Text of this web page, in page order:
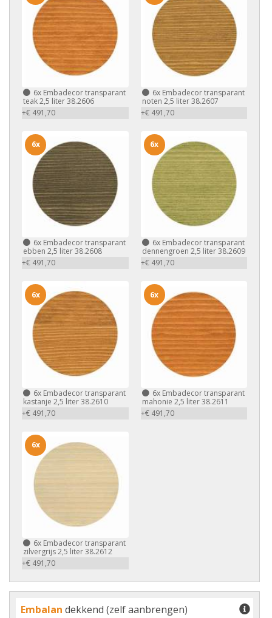
6x Embadecor transparant
teak 2,5 liter 38.2606
+€ 491,70
6xEmbadecor transparant
noten 2,5 liter 38.2607
+€ 491,70
6x Embadecor transparant
ebben 2,5 liter 38.2608
+€ 491,70
6x
6xEmbadecor transparant
dennengroen 2,5 liter 38.2609
+€ 491,70
6x
6x Embadecor transparant
kastanje 2,5 liter 38.2610
+€ 491,70
6x
6xEmbadecor transparant
mahonie 2,5 liter 38.2611
+€ 491,70
6x
6x Embadecor transparant
zilvergrijs 2,5 liter 38.2612
+€ 491,70
6x
Embalan dekkend (zelf aanbrengen)